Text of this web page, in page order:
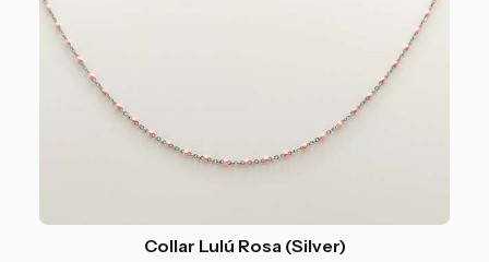
Collar Lulú Rosa (Silver)